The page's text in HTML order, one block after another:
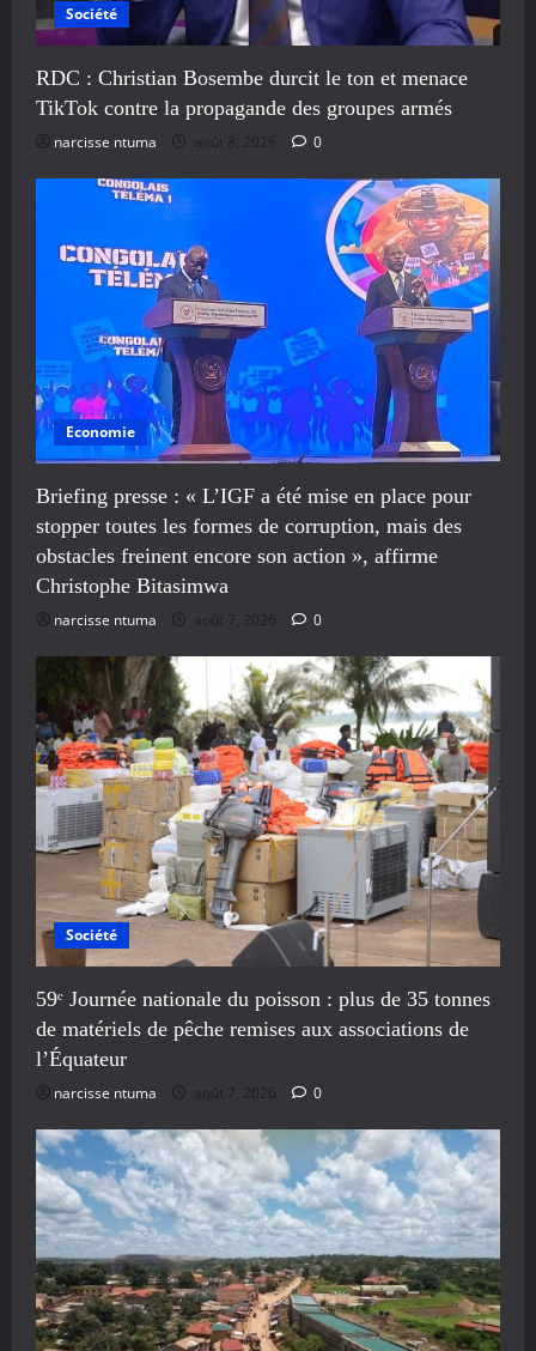
Société
RDC : Christian Bosembe durcit le ton et menace
TikTok contre la propagande des groupes armés
narcisse ntuma août 8, 2026 0
Economie
Briefing presse : « L’IGF a été mise en place pour
stopper toutes les formes de corruption, mais des
obstacles freinent encore son action », affirme
Christophe Bitasimwa
narcisse ntuma août 7, 2026 0
Société
59ᵉ Journée nationale du poisson : plus de 35 tonnes
de matériels de pêche remises aux associations de
l’Équateur
narcisse ntuma août 7, 2026 0